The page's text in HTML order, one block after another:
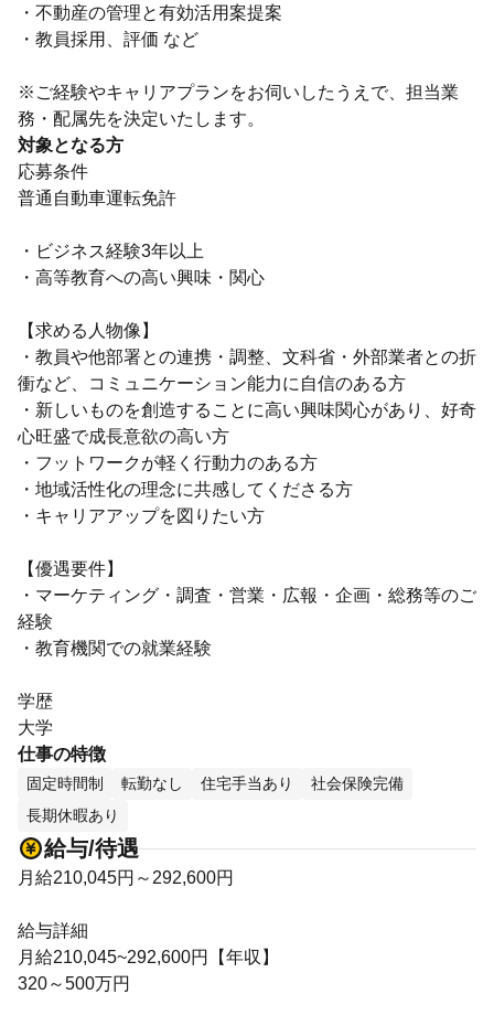
・不動産の管理と有効活用案提案
・教員採用、評価 など
※ご経験やキャリアプランをお伺いしたうえで、担当業
務・配属先を決定いたします。
対象となる方
応募条件
普通自動車運転免許
・ビジネス経験3年以上
・高等教育への高い興味・関心
【求める人物像】
・教員や他部署との連携・調整、文科省・外部業者との折
衝など、コミュニケーション能力に自信のある方
・新しいものを創造することに高い興味関心があり、好奇
心旺盛で成長意欲の高い方
・フットワークが軽く行動力のある方
・地域活性化の理念に共感してくださる方
・キャリアアップを図りたい方
【優遇要件】
・マーケティング・調査・営業・広報・企画・総務等のご
経験
・教育機関での就業経験
学歴
大学
仕事の特徴
固定時間制 転勤なし 住宅手当あり
社会保険完備
長期休暇あり
給与/待遇
月給210,045円～292,600円
給与詳細
月給210,045~292,600円【年収】
320～500万円